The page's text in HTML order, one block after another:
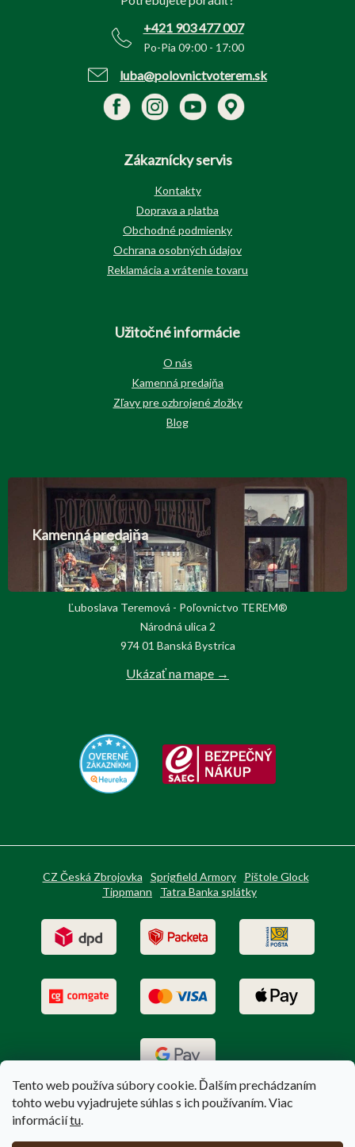
Tento web používa súbory cookie. Ďalším prechádzaním
tohto webu vyjadrujete súhlas s ich používaním. Viac
informáciítu.
+421 903 477 007
Po-Pia 09:00 - 17:00
luba@polovnictvoterem.sk
Zákaznícky servis
Kontakty
Doprava a platba
Obchodné podmienky
Ochrana osobných údajov
Reklamácia a vrátenie tovaru
Užitočné informácie
O nás
Kamenná predajňa
Zľavy pre ozbrojené zložky
Blog
Kamenná predajňa
Ľuboslava Teremová - Poľovnictvo TEREM®
Národná ulica 2
974 01 Banská Bystrica
Ukázať na mape →
CZ Česká Zbrojovka Sprigfield Armory
Pištole Glock
Tippmann
Tatra Banka splátky